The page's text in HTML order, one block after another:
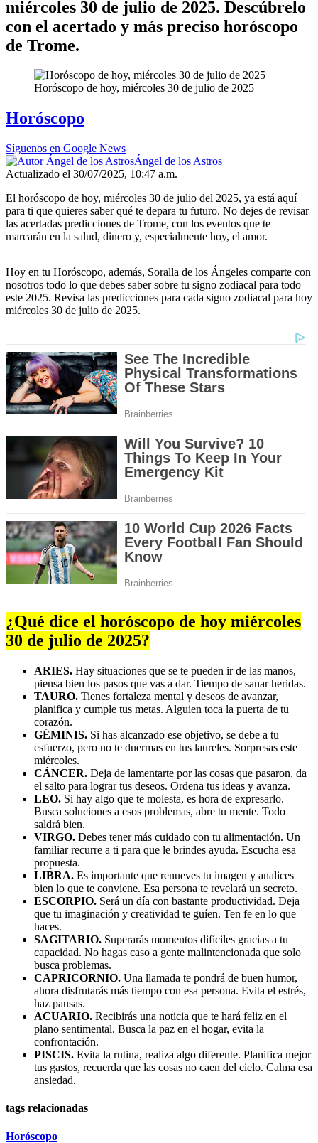
miércoles 30 de julio de 2025. Descúbrelo
con el acertado y más preciso horóscopo
de Trome.
Horóscopo de hoy, miércoles 30 de julio de 2025
Horóscopo
Síguenos en Google News
Ángel de los Astros
Actualizado el 30/07/2025, 10:47 a.m.
El horóscopo de hoy, miércoles 30 de julio del 2025, ya está aquí
para ti que quieres saber qué te depara tu futuro. No dejes de revisar
las acertadas predicciones de Trome, con los eventos que te
marcarán en la salud, dinero y, especialmente hoy, el amor.
Hoy en tu Horóscopo, además, Soralla de los Ángeles comparte con
nosotros todo lo que debes saber sobre tu signo zodiacal para todo
este 2025. Revisa las predicciones para cada signo zodiacal para hoy
miércoles 30 de julio de 2025.
¿Qué dice el horóscopo de hoy miércoles
30 de julio de 2025?
ARIES. Hay situaciones que se te pueden ir de las manos,
piensa bien los pasos que vas a dar. Tiempo de sanar heridas.
TAURO. Tienes fortaleza mental y deseos de avanzar,
planifica y cumple tus metas. Alguien toca la puerta de tu
corazón.
GÉMINIS. Si has alcanzado ese objetivo, se debe a tu
esfuerzo, pero no te duermas en tus laureles. Sorpresas este
miércoles.
CÁNCER. Deja de lamentarte por las cosas que pasaron, da
el salto para lograr tus deseos. Ordena tus ideas y avanza.
LEO. Si hay algo que te molesta, es hora de expresarlo.
Busca soluciones a esos problemas, abre tu mente. Todo
saldrá bien.
VIRGO. Debes tener más cuidado con tu alimentación. Un
familiar recurre a ti para que le brindes ayuda. Escucha esa
propuesta.
LIBRA. Es importante que renueves tu imagen y analices
bien lo que te conviene. Esa persona te revelará un secreto.
ESCORPIO. Será un día con bastante productividad. Deja
que tu imaginación y creatividad te guíen. Ten fe en lo que
haces.
SAGITARIO. Superarás momentos difíciles gracias a tu
capacidad. No hagas caso a gente malintencionada que solo
busca problemas.
CAPRICORNIO. Una llamada te pondrá de buen humor,
ahora disfrutarás más tiempo con esa persona. Evita el estrés,
haz pausas.
ACUARIO. Recibirás una noticia que te hará feliz en el
plano sentimental. Busca la paz en el hogar, evita la
confrontación.
PISCIS. Evita la rutina, realiza algo diferente. Planifica mejor
tus gastos, recuerda que las cosas no caen del cielo. Calma esa
ansiedad.
tags relacionadas
Horóscopo